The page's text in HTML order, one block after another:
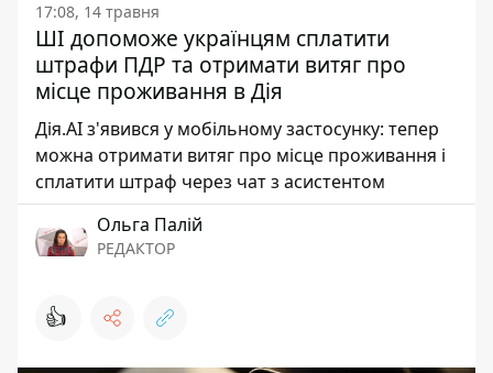
17:08, 14 травня
ШІ допоможе українцям сплатити
штрафи ПДР та отримати витяг про
місце проживання в Дія
Дія.AI з'явився у мобільному застосунку: тепер
можна отримати витяг про місце проживання і
сплатити штраф через чат з асистентом
Ольга Палій
РЕДАКТОР
👍